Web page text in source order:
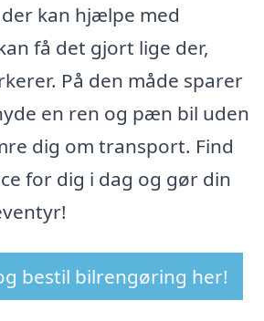
kan hjælpe med
få det gjort lige der,
På den måde sparer
en ren og pæn bil uden
dig om transport. Find
for dig i dag og gør din
bestil bilrengøring her!